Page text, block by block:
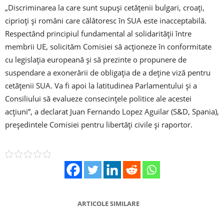
„Discriminarea la care sunt supuşi cetăţenii bulgari, croaţi,
ciprioţi şi români care călătoresc în SUA este inacceptabilă.
Respectând principiul fundamental al solidarităţii între
membrii UE, solicităm Comisiei să acţioneze în conformitate
cu legislaţia europeană şi să prezinte o propunere de
suspendare a exonerării de obligaţia de a deţine viză pentru
cetăţenii SUA. Va fi apoi la latitudinea Parlamentului şi a
Consiliului să evalueze consecinţele politice ale acestei
acţiuni”, a declarat Juan Fernando Lopez Aguilar (S&D, Spania),
preşedintele Comisiei pentru libertăţi civile şi raportor.
ARTICOLE SIMILARE